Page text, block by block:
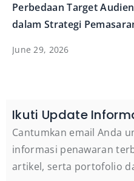
Perbedaan Target
dalam Strategi
June 29, 2026
Ikuti Update
Cantumkan email Anda
informasi penawaran
artikel, serta portofolio